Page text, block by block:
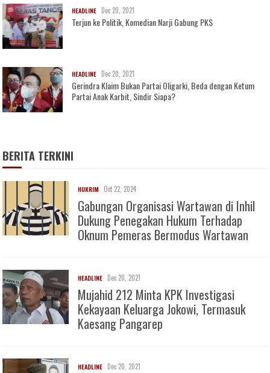
HEADLINE Dec 20, 2021
Terjun ke Politik, Komedian Narji Gabung PKS
HEADLINE Dec 20, 2021
Gerindra Klaim Bukan Partai Oligarki, Beda dengan Ketum
Partai Anak Karbit, Sindir Siapa?
BERITA TERKINI
HUKRIM Oct 22, 2024
Gabungan Organisasi Wartawan di Inhil
Dukung Penegakan Hukum Terhadap
Oknum Pemeras Bermodus Wartawan
HEADLINE Dec 20, 2021
Mujahid 212 Minta KPK Investigasi
Kekayaan Keluarga Jokowi, Termasuk
Kaesang Pangarep
HEADLINE Dec 20, 2021